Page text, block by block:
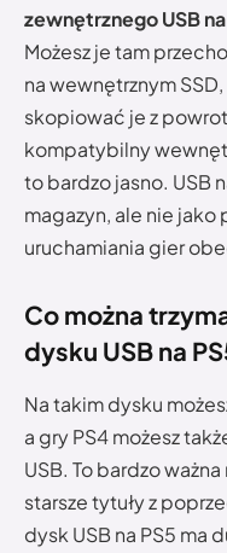
zewnętrznego USB
Możesz je tam
na wewnętrznym
skopiować je z
kompatybilny
to bardzo jasno. USB
magazyn, ale nie
uruchamiania gier
Co można
dysku USB na
Na takim dysku
a gry PS4 możesz
USB. To bardzo
starsze tytuły z
dysk USB na PS5 ma